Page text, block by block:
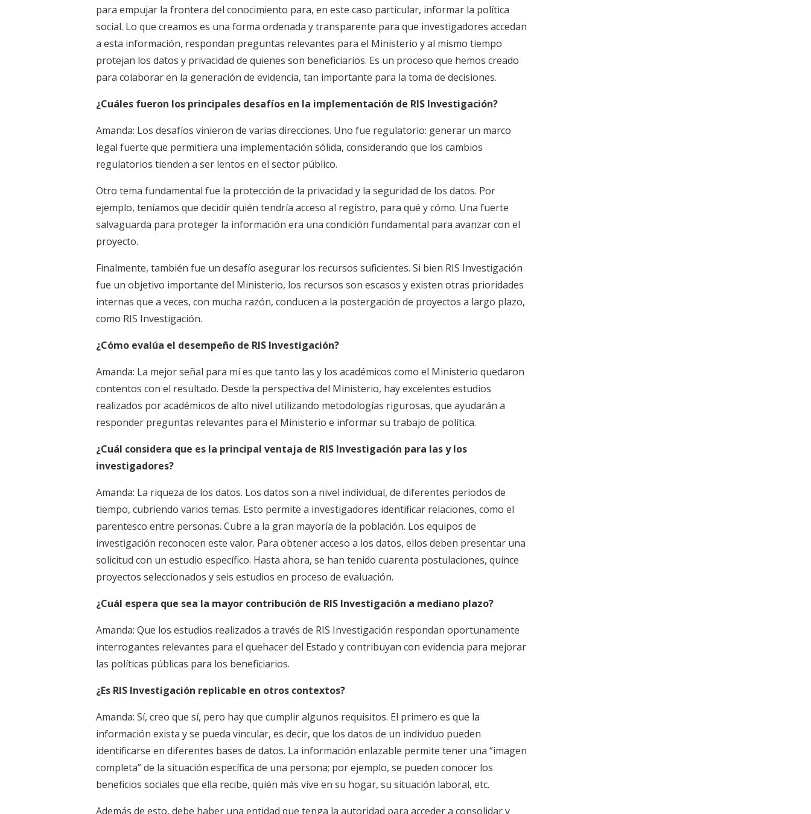
para empujar la frontera del conocimiento para, en este caso particular, informar la política
social. Lo que creamos es una forma ordenada y transparente para que investigadores accedan
a esta información, respondan preguntas relevantes para el Ministerio y al mismo tiempo
protejan los datos y privacidad de quienes son beneficiarios. Es un proceso que hemos creado
para colaborar en la generación de evidencia, tan importante para la toma de decisiones.
¿Cuáles fueron los principales desafíos en la implementación de RIS Investigación?
Amanda: Los desafíos vinieron de varias direcciones. Uno fue regulatorio: generar un marco
legal fuerte que permitiera una implementación sólida, considerando que los cambios
regulatorios tienden a ser lentos en el sector público.
Otro tema fundamental fue la protección de la privacidad y la seguridad de los datos. Por
ejemplo, teníamos que decidir quién tendría acceso al registro, para qué y cómo. Una fuerte
salvaguarda para proteger la información era una condición fundamental para ‌avanzar con el
proyecto.
Finalmente, también fue un desafío asegurar los recursos suficientes. Si bien RIS Investigación
fue un objetivo importante del Ministerio, los recursos son escasos y existen otras prioridades
internas que a veces, con mucha razón, conducen a la postergación de proyectos a largo plazo,
como RIS Investigación.
¿Cómo evalúa el desempeño de RIS Investigación?
Amanda: La mejor señal para mí es que tanto las y los académicos como el Ministerio quedaron
contentos con el resultado. Desde la perspectiva del Ministerio, hay excelentes estudios
realizados por académicos de alto nivel utilizando metodologías rigurosas, que ayudarán a
responder preguntas relevantes para el Ministerio e informar su trabajo de política.
¿Cuál considera que es la principal ventaja de RIS Investigación para las y los
investigadores?
Amanda: La riqueza de los datos. Los datos son a nivel individual, de diferentes periodos de
tiempo, cubriendo varios temas. Esto permite a investigadores identificar relaciones, como el
parentesco entre personas. Cubre a la gran mayoría de la población. Los equipos de
investigación reconocen este valor. Para obtener acceso a los datos, ellos deben presentar una
solicitud con un estudio específico. Hasta ahora, se han tenido cuarenta postulaciones, quince
proyectos seleccionados y seis estudios en proceso de evaluación.
¿Cuál espera que sea la mayor contribución de RIS Investigación a mediano plazo?
Amanda: Que los estudios realizados a través de RIS Investigación respondan oportunamente
interrogantes relevantes para el quehacer del Estado y contribuyan con evidencia para mejorar
las políticas públicas para los beneficiarios.
¿Es RIS Investigación replicable en otros contextos?
Amanda: Sí, creo que sí, pero hay que cumplir algunos requisitos. El primero es que la
información exista y se pueda vincular, es decir, que los datos de un individuo pueden
identificarse en diferentes bases de datos. La información enlazable permite tener una “imagen
completa” de la situación específica de una persona; por ejemplo, se pueden conocer los
beneficios sociales que ella recibe, quién más vive en su hogar, su situación laboral, etc.
Además de esto, debe haber una entidad que tenga la autoridad para acceder a consolidar y